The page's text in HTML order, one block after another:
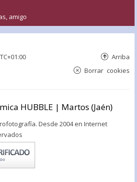
amigo
Arriba
Borrar cookies
HUBBLE | Martos (Jaén)
Desde 2004 en Internet